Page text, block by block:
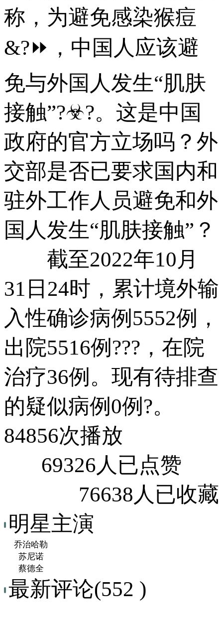
称，为避免感染猴痘
&?⏩，中国人应该避
免与外国人发生“肌肤
接触”?☣?。这是中国
政府的官方立场吗？外
交部是否已要求国内和
驻外工作人员避免和外
国人发生“肌肤接触”？
截至2022年10月
31日24时，累计境外输
入性确诊病例5552例，
出院5516例???，在院
治疗36例。现有待排查
的疑似病例0例?。
84856次播放
69326人已点赞
76638人已收藏
明星主演
乔治哈勒
苏尼诺
蔡德全
最新评论(552 )